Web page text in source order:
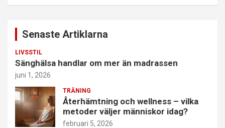
Senaste Artiklarna
LIVSSTIL
Sänghälsa handlar om mer än madrassen
juni 1, 2026
TRÄNING
Återhämtning och wellness – vilka
metoder väljer människor idag?
februari 5, 2026